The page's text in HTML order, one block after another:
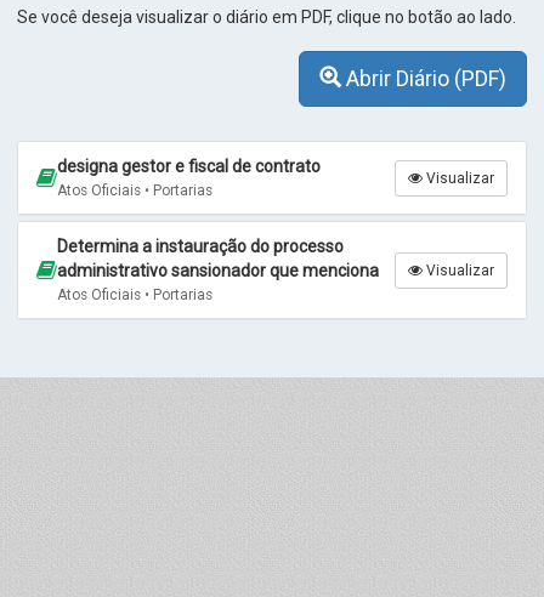
Se você deseja visualizar o diário em PDF, clique no botão ao lado.
Abrir Diário (PDF)
designa gestor e fiscal de contrato
Atos Oficiais • Portarias
Visualizar
Determina a instauração do processo
administrativo sansionador que menciona
Atos Oficiais • Portarias
Visualizar